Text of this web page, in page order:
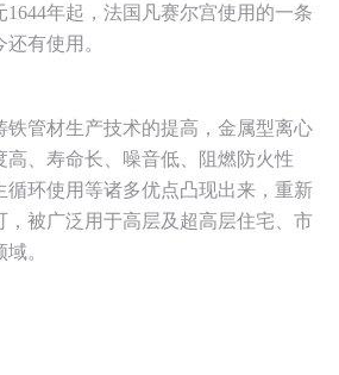
年起，法国凡赛尔宫使用的一条
有使用。
铁管材生产技术的提高，金属型离心
高、寿命长、噪音低、阻燃防火性
循环使用等诸多优点凸现出来，重新
，被广泛用于高层及超高层住宅、市
。